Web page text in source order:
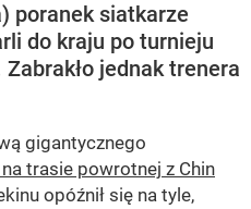
poranek siatkarze
do kraju po turnieju
jednak trenera
gigantycznego
trasie powrotnej z Chin
opóźnił się na tyle,